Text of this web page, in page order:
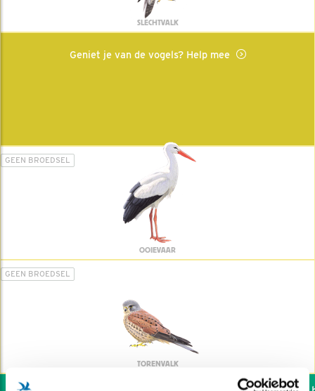
SLECHTVALK
Geniet je van de vogels? Help mee
GEEN BROEDSEL
OOIEVAAR
GEEN BROEDSEL
TORENVALK